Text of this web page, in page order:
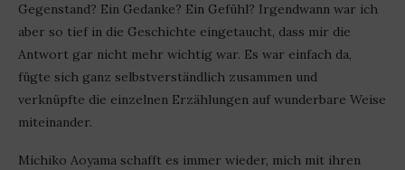
Gegenstand? Ein Gedanke? Ein Gefühl? Irgendwann war ich
aber so tief in die Geschichte eingetaucht, dass mir die
Antwort gar nicht mehr wichtig war. Es war einfach da,
fügte sich ganz selbstverständlich zusammen und
verknüpfte die einzelnen Erzählungen auf wunderbare Weise
miteinander.
Michiko Aoyama schafft es immer wieder, mich mit ihren